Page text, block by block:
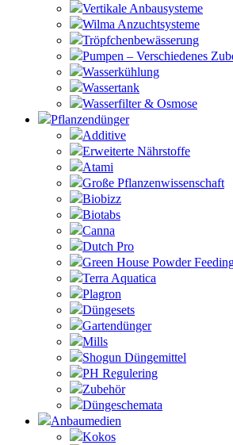
Vertikale Anbausysteme
Wilma Anzuchtsysteme
Tröpfchenbewässerung
Pumpen – Verschiedenes
Wasserkühlung
Wassertank
Wasserfilter & Osmose
Pflanzendünger
Additive
Erweiterte Nährstoffe
Atami
Große Pflanzenwissenschaft
Biobizz
Biotabs
Canna
Dutch Pro
Green House Powder
Terra Aquatica
Plagron
Düngesets
Gartendünger
Mills
Shogun Düngemittel
PH Regulering
Zubehör
Düngeschemata
Anbaumedien
Kokos